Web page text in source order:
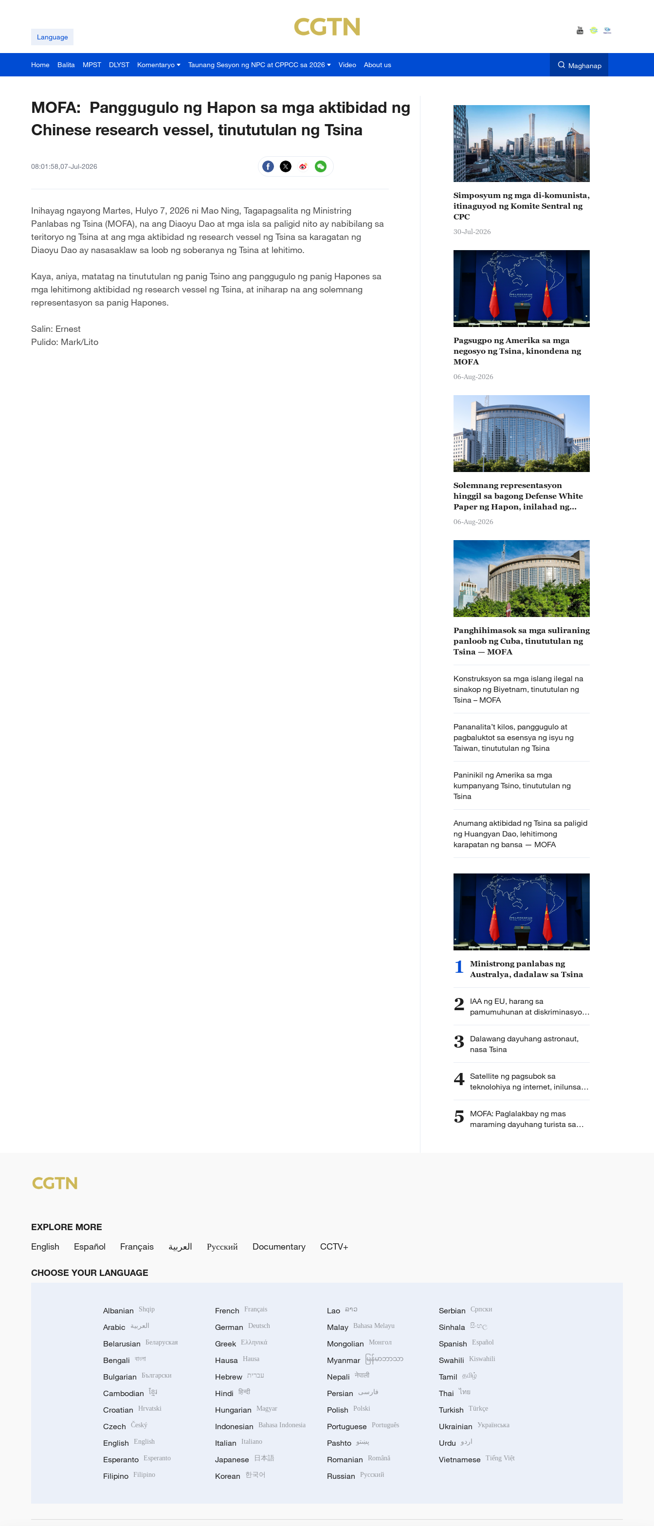
Language
Home Balita MPST DLYST Komentaryo Taunang Sesyon ng NPC at CPPCC sa 2026 Video About us Maghanap
MOFA: Panggugulo ng Hapon sa mga aktibidad ng
Chinese research vessel, tinututulan ng Tsina
08:01:58,07-Jul-2026
Inihayag ngayong Martes, Hulyo 7, 2026 ni Mao Ning, Tagapagsalita ng Ministring
Panlabas ng Tsina (MOFA), na ang Diaoyu Dao at mga isla sa paligid nito ay nabibilang sa
teritoryo ng Tsina at ang mga aktibidad ng research vessel ng Tsina sa karagatan ng
Diaoyu Dao ay nasasaklaw sa loob ng soberanya ng Tsina at lehitimo.
Kaya, aniya, matatag na tinututulan ng panig Tsino ang panggugulo ng panig Hapones sa
mga lehitimong aktibidad ng research vessel ng Tsina, at iniharap na ang solemnang
representasyon sa panig Hapones.
Salin: Ernest
Pulido: Mark/Lito
Simposyum ng mga di-komunista,
itinaguyod ng Komite Sentral ng
CPC
30-Jul-2026
Pagsugpo ng Amerika sa mga
negosyo ng Tsina, kinondena ng
MOFA
06-Aug-2026
Solemnang representasyon
hinggil sa bagong Defense White
Paper ng Hapon, inilahad ng
Tsina
06-Aug-2026
Panghihimasok sa mga suliraning
panloob ng Cuba, tinututulan ng
Tsina — MOFA
Konstruksyon sa mga islang ilegal na
sinakop ng Biyetnam, tinututulan ng
Tsina – MOFA
Pananalita’t kilos, panggugulo at
pagbaluktot sa esensya ng isyu ng
Taiwan, tinututulan ng Tsina
Paninikil ng Amerika sa mga
kumpanyang Tsino, tinututulan ng
Tsina
Anumang aktibidad ng Tsina sa paligid
ng Huangyan Dao, lehitimong
karapatan ng bansa — MOFA
1
Ministrong panlabas ng
Australya, dadalaw sa Tsina
2
IAA ng EU, harang sa
pamumuhunan at diskriminasyon
sa institusyon – MOFCOM
3
Dalawang dayuhang astronaut,
nasa Tsina
4 Satellite ng pagsubok sa
teknolohiya ng internet, inilunsad
ng Tsina
5
MOFA: Paglalakbay ng mas
maraming dayuhang turista sa
EXPLORE MORE
English
Español Français العربية Русский Documentary CCTV+
CHOOSE YOUR LANGUAGE
Albanian Shqip
Arabic العربية
Belarusian Беларуская
Bengali বাংলা
Bulgarian Български
Cambodian ខ្មែរ
Croatian Hrvatski
Czech Český
English English
Esperanto Esperanto
Filipino Filipino
French Français
German Deutsch
Greek Ελληνικά
Hausa Hausa
Hebrew עברית
Hindi हिन्दी
Hungarian Magyar
Indonesian Bahasa Indonesia
Italian Italiano
Japanese 日本語
Korean 한국어
Lao ລາວ
Malay Bahasa Melayu
Mongolian Монгол
Myanmar မြန်မာဘာသာ
Nepali नेपाली
Persian فارسی
Polish Polski
Portuguese Português
Pashto پښتو
Romanian Română
Russian Русский
Serbian Српски
Sinhala සිංහල
Spanish Español
Swahili Kiswahili
Tamil தமிழ்
Thai ไทย
Turkish Türkçe
Ukrainian Українська
Urdu اردو
Vietnamese Tiếng Việt